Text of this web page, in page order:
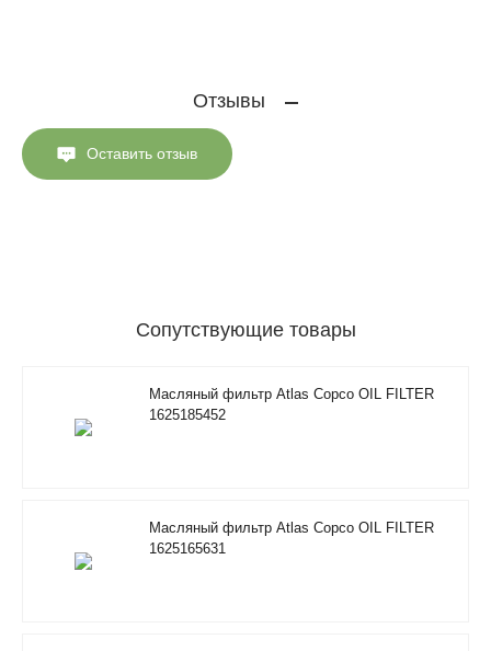
Отзывы
Оставить отзыв
Сопутствующие товары
Масляный фильтр Atlas Copco OIL FILTER
1625185452
Масляный фильтр Atlas Copco OIL FILTER
1625165631